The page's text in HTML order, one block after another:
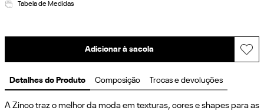
Tabela de Medidas
Adicionar à sacola
Detalhes do Produto Composição Trocas e devoluções
A Zinco traz o melhor da moda em texturas, cores e shapes para as